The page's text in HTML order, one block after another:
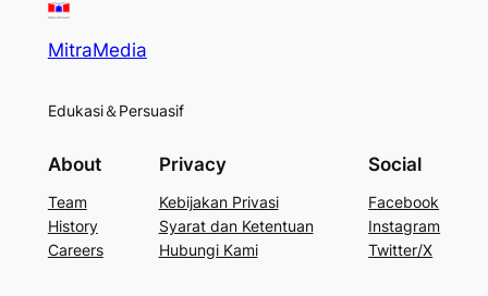
MitraMedia
Edukasi＆Persuasif
About
Team
History
Careers
Privacy
Kebijakan Privasi
Syarat dan Ketentuan
Hubungi Kami
Social
Facebook
Instagram
Twitter/X